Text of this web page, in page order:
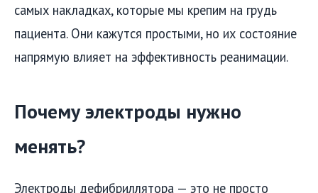
самых накладках, которые мы крепим на грудь
пациента. Они кажутся простыми, но их состояние
напрямую влияет на эффективность реанимации.
Почему электроды нужно
менять?
Электроды дефибриллятора — это не просто